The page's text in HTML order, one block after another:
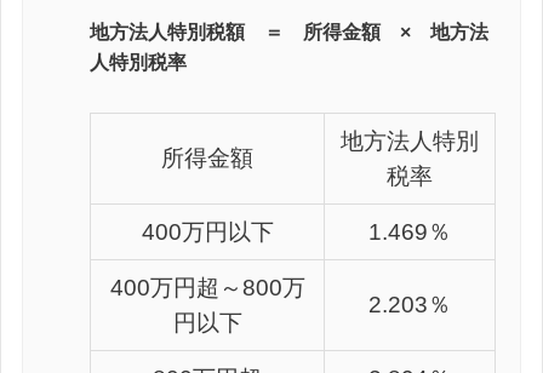
地方法人特別税額 ＝ 所得金額 × 地方法
人特別税率
所得金額
地方法人特別
税率
400万円以下 1.469％
400万円超～800万
円以下
2.203％